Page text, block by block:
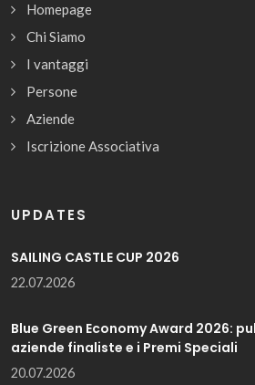
Homepage
Chi Siamo
I vantaggi
Persone
Aziende
Iscrizione Associativa
UPDATES
SAILING CASTLE CUP 2026
22.07.2026
Blue Green Economy Award 2026:
aziende finaliste e i Premi Speciali
20.07.2026